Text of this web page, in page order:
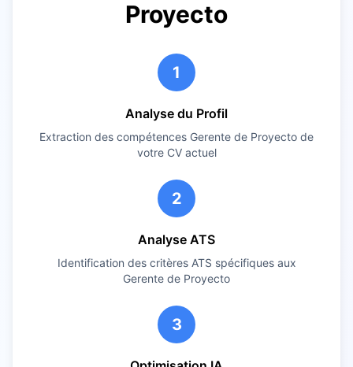
Proyecto
1
Analyse du Profil
Extraction des compétences Gerente de Proyecto de
votre CV actuel
2
Analyse ATS
Identification des critères ATS spécifiques aux
Gerente de Proyecto
3